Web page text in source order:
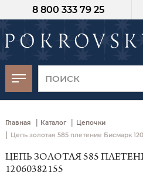
8 800 333 79 25
Главная | Каталог | Цепочки
| Цепь золотая 585 плетение Бисмарк
ЦЕПЬ ЗОЛОТАЯ 585
12060382155
-30%
от 15 дней с
момента оплаты